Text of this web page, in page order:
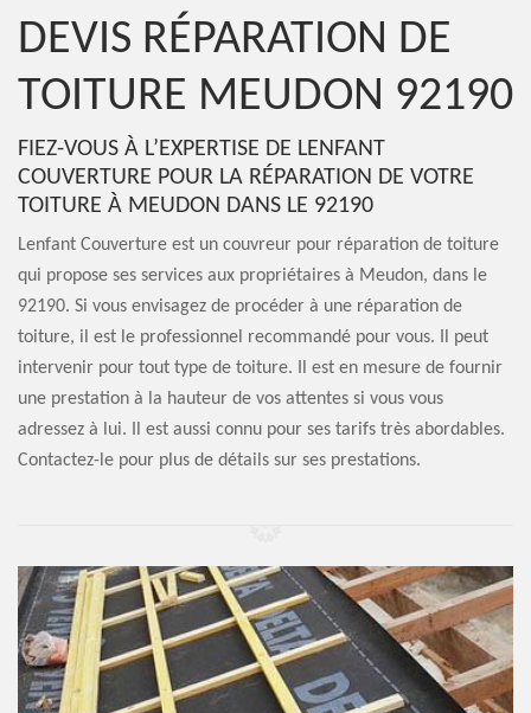
DEVIS RÉPARATION DE
TOITURE MEUDON 92190
FIEZ-VOUS À L’EXPERTISE DE LENFANT
COUVERTURE POUR LA RÉPARATION DE VOTRE
TOITURE À MEUDON DANS LE 92190
Lenfant Couverture est un couvreur pour réparation de toiture
qui propose ses services aux propriétaires à Meudon, dans le
92190. Si vous envisagez de procéder à une réparation de
toiture, il est le professionnel recommandé pour vous. Il peut
intervenir pour tout type de toiture. Il est en mesure de fournir
une prestation à la hauteur de vos attentes si vous vous
adressez à lui. Il est aussi connu pour ses tarifs très abordables.
Contactez-le pour plus de détails sur ses prestations.